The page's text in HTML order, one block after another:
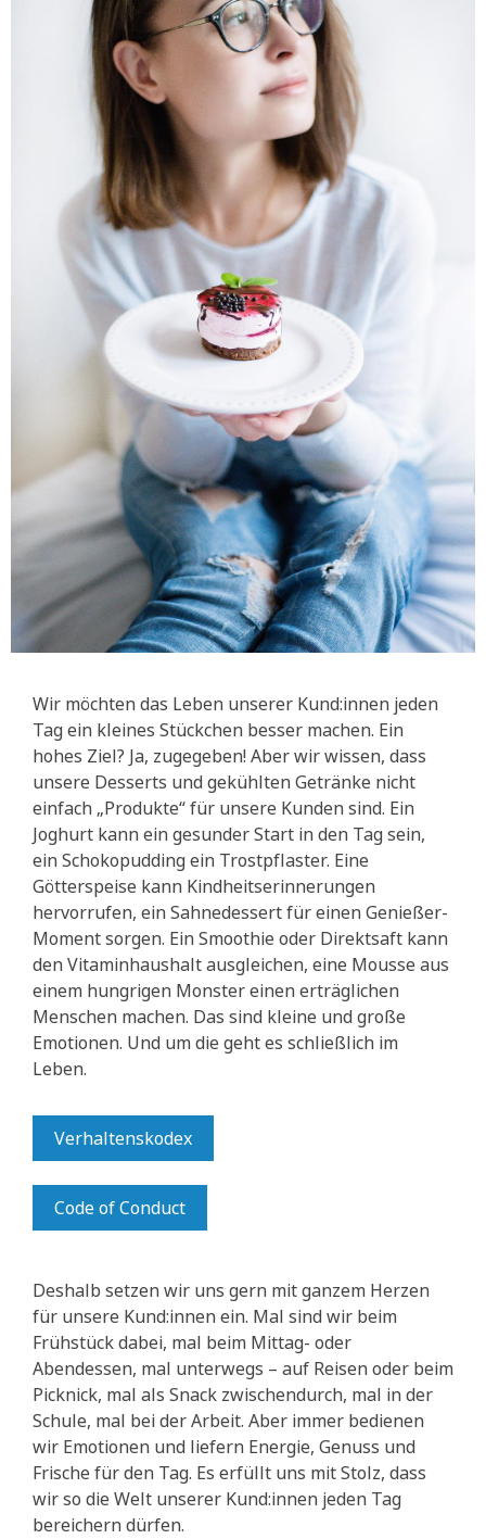
Wir möchten das Leben unserer Kund:innen jeden
Tag ein kleines Stückchen besser machen. Ein
hohes Ziel? Ja, zugegeben! Aber wir wissen, dass
unsere Desserts und gekühlten Getränke nicht
einfach „Produkte“ für unsere Kunden sind. Ein
Joghurt kann ein gesunder Start in den Tag sein,
ein Schokopudding ein Trostpflaster. Eine
Götterspeise kann Kindheitserinnerungen
hervorrufen, ein Sahnedessert für einen Genießer-
Moment sorgen. Ein Smoothie oder Direktsaft kann
den Vitaminhaushalt ausgleichen, eine Mousse aus
einem hungrigen Monster einen erträglichen
Menschen machen. Das sind kleine und große
Emotionen. Und um die geht es schließlich im
Leben.
Verhaltenskodex
Code of Conduct
Deshalb setzen wir uns gern mit ganzem Herzen
für unsere Kund:innen ein. Mal sind wir beim
Frühstück dabei, mal beim Mittag- oder
Abendessen, mal unterwegs – auf Reisen oder beim
Picknick, mal als Snack zwischendurch, mal in der
Schule, mal bei der Arbeit. Aber immer bedienen
wir Emotionen und liefern Energie, Genuss und
Frische für den Tag. Es erfüllt uns mit Stolz, dass
wir so die Welt unserer Kund:innen jeden Tag
bereichern dürfen.